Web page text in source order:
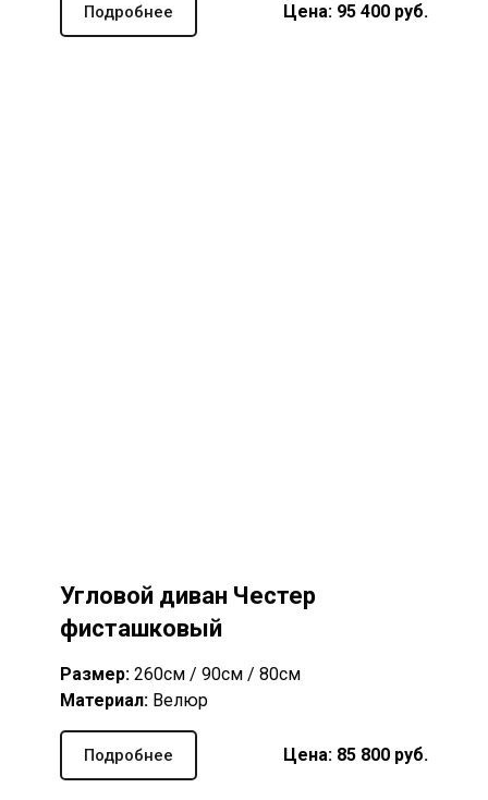
Подробнее Цена: 95 400 руб.
Угловой диван Честер
фисташковый
Размер: 260см / 90см / 80см
Материал: Велюр
Подробнее Цена: 85 800 руб.